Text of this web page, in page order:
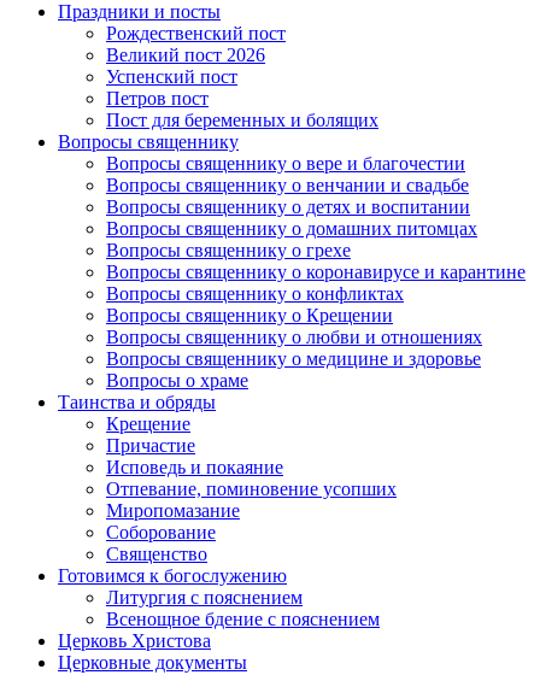
Праздники и посты
Рождественский пост
Великий пост 2026
Успенский пост
Петров пост
Пост для беременных и болящих
Вопросы священнику
Вопросы священнику о вере и благочестии
Вопросы священнику о венчании и свадьбе
Вопросы священнику о детях и воспитании
Вопросы священнику о домашних питомцах
Вопросы священнику о грехе
Вопросы священнику о коронавирусе и карантине
Вопросы священнику о конфликтах
Вопросы священнику о Крещении
Вопросы священнику о любви и отношениях
Вопросы священнику о медицине и здоровье
Вопросы о храме
Таинства и обряды
Крещение
Причастие
Исповедь и покаяние
Отпевание, поминовение усопших
Миропомазание
Соборование
Священство
Готовимся к богослужению
Литургия с пояснением
Всенощное бдение с пояснением
Церковь Христова
Церковные документы